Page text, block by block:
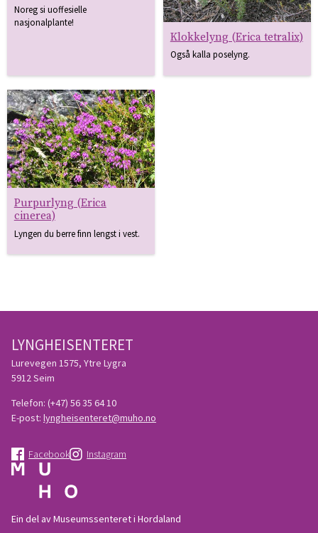
Noreg si uoffesielle
nasjonalplante!
Klokkelyng (Erica tetralix)
Også kalla poselyng.
Purpurlyng (Erica
cinerea)
Lyngen du berre finn lengst i vest.
LYNGHEISENTERET
Lurevegen 1575, Ytre Lygra
5912 Seim
Telefon: (+47) 56 35 64 10
E-post: lyngheisenteret@muho.no
Facebook Instagram
Ein del av Museumssenteret i Hordaland